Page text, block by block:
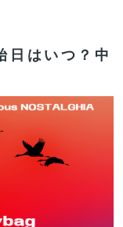
日はいつ？中